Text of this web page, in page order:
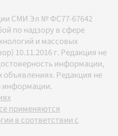
СМИ Эл № ФС77-67642
по надзору в сфере
и массовых
10.11.2016 г. Редакция не
информации,
Редакция не
информации.
применяются
в соответствии с